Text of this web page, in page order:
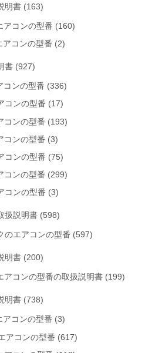
明書 (163)
アコンの型番 (160)
アコンの型番 (2)
書 (927)
コンの型番 (336)
コンの型番 (17)
コンの型番 (193)
コンの型番 (3)
コンの型番 (75)
コンの型番 (299)
コンの型番 (3)
扱説明書 (598)
のエアコンの型番 (597)
明書 (200)
アコンの型番の取扱説明書 (199)
明書 (738)
アコンの型番 (3)
アコンの型番 (617)